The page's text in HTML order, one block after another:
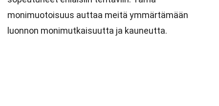
monimuotoisuus auttaa meitä ymmärtämään
luonnon monimutkaisuutta ja kauneutta.